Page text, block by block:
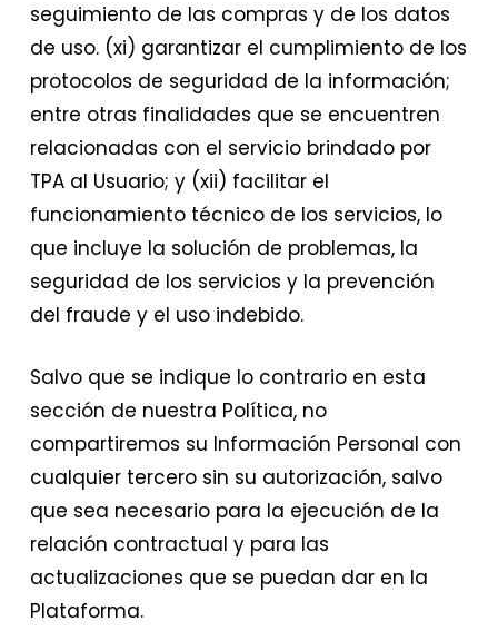
seguimiento de las compras y de los datos
de uso. (xi) garantizar el cumplimiento de los
protocolos de seguridad de la información;
entre otras finalidades que se encuentren
relacionadas con el servicio brindado por
TPA al Usuario; y (xii) facilitar el
funcionamiento técnico de los servicios, lo
que incluye la solución de problemas, la
seguridad de los servicios y la prevención
del fraude y el uso indebido.
Salvo que se indique lo contrario en esta
sección de nuestra Política, no
compartiremos su Información Personal con
cualquier tercero sin su autorización, salvo
que sea necesario para la ejecución de la
relación contractual y para las
actualizaciones que se puedan dar en la
Plataforma.